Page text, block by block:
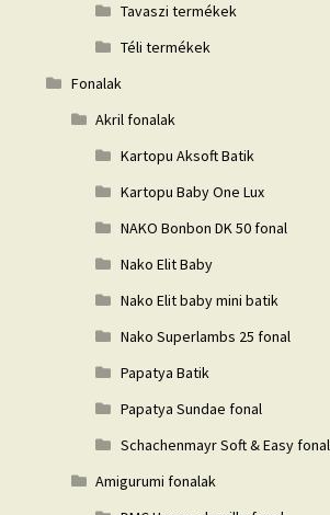
Tavaszi termékek
Téli termékek
Fonalak
Akril fonalak
Kartopu Aksoft Batik
Kartopu Baby One Lux
NAKO Bonbon DK 50 fonal
Nako Elit Baby
Nako Elit baby mini batik
Nako Superlambs 25 fonal
Papatya Batik
Papatya Sundae fonal
Schachenmayr Soft & Easy fonal
Amigurumi fonalak